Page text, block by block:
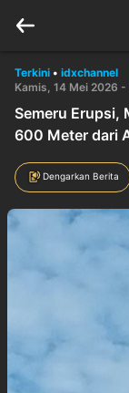
Terkini • idxchannel
Kamis, 14 Mei 2026
Semeru Erupsi,
600 Meter dari
Dengarkan Berita